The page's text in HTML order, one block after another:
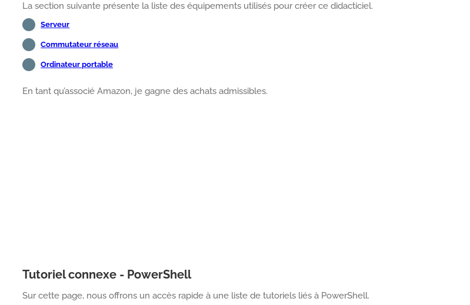
La section suivante présente la liste des équipements utilisés pour créer ce didacticiel.
Serveur
Commutateur réseau
Ordinateur portable
En tant qu’associé Amazon, je gagne des achats admissibles.
Tutoriel connexe - PowerShell
Sur cette page, nous offrons un accès rapide à une liste de tutoriels liés à PowerShell.